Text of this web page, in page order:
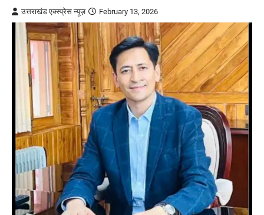
उत्तराखंड एक्स्प्रेस न्यूज़ February 13, 2026